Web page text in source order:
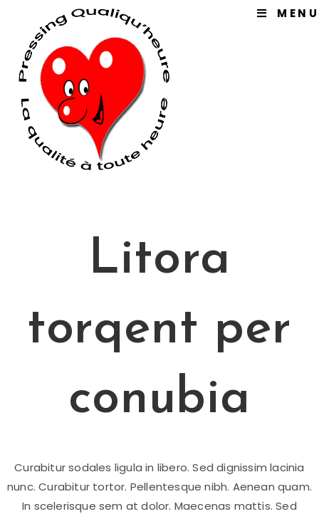
MENU
Litora
torqent per
conubia
Curabitur sodales ligula in libero. Sed dignissim lacinia
nunc. Curabitur tortor. Pellentesque nibh. Aenean quam.
In scelerisque sem at dolor. Maecenas mattis. Sed